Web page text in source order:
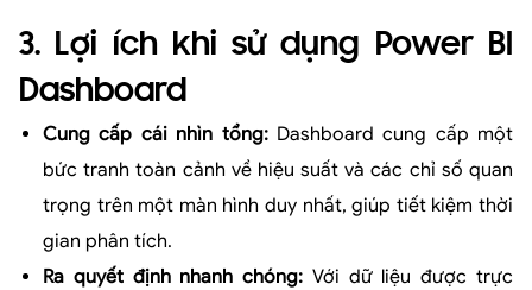
3. Lợi ích khi sử dụng Power BI
Dashboard
Cung cấp cái nhìn tổng:Dashboard cung cấp một
bức tranh toàn cảnh về hiệu suất và các chỉ số quan
trọng trên một màn hình duy nhất, giúp tiết kiệm thời
gian phân tích.
Ra quyết định nhanh chóng: Với dữ liệu được trực